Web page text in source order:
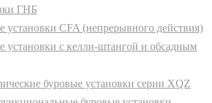
ГНБ
установки CFA (непрерывного действия)
установки с келли-штангой и обсадным
буровые установки серии XQZ